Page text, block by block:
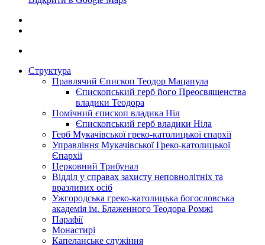
Структура
Правлячий Єпископ Теодор Мацапула
Єпископський герб його Преосвященства
владики Теодора
Помічний єпископ владика Ніл
Єпископський герб владики Ніла
Герб Мукачівської греко-католицької єпархії
Управління Мукачівської Греко-католицької
Єпархії
Церковний Трибунал
Відділ у справах захисту неповнолітніх та
вразливих осіб
Ужгородська греко-католицька богословська
академія ім. Блаженного Теодора Ромжі
Парафії
Монастирі
Капеланське служіння